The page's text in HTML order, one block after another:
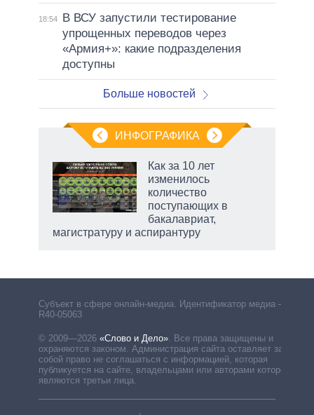
18:54
В ВСУ запустили тестирование
упрощенных переводов через
«Армия+»: какие подразделения
доступны
Больше новостей
ИНФОГРАФИКА
Как за 10 лет
изменилось
количество
поступающих в
бакалавриат,
магистратуру и аспирантуру
Субъект в сфере онлайн-медиа. Идентификатор медиа –
R40-05063
© 2009—2026 «Слово и Дело» Все права защищены и
охраняются законом. Администрация сайта оставляет за
собой право не соглашаться с информацией, которая
публикуется на сайте, владельцами или авторами которой
являются третьи лица.